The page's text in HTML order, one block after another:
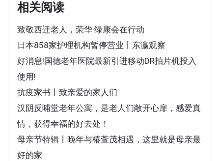
相关阅读
致敬西迁老人，荣华·绿康会在行动
日本858家护理机构暂停营业丨东瀛观察
好消息!国德老年医院最新引进移动DR拍片机投入
使用!
抗疫家书丨致亲爱的家人们
汉阴反哺堂老年公寓，是老人们敞开心扉，感爱真
情，获得幸福的好去处！
母亲节特辑丨晚年与椿萱茂相遇，这里就是母亲最
好的家